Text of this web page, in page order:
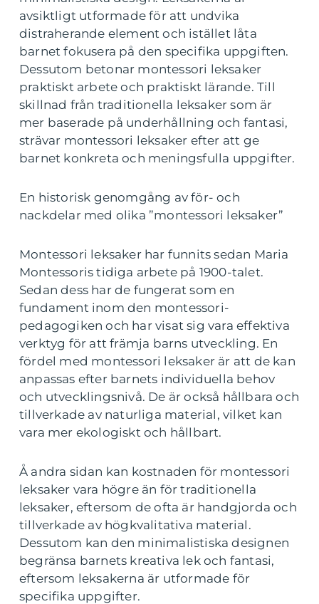
avsiktligt utformade för att undvika
distraherande element och istället låta
barnet fokusera på den specifika uppgiften.
Dessutom betonar montessori leksaker
praktiskt arbete och praktiskt lärande. Till
skillnad från traditionella leksaker som är
mer baserade på underhållning och fantasi,
strävar montessori leksaker efter att ge
barnet konkreta och meningsfulla uppgifter.
En historisk genomgång av för- och
nackdelar med olika ”montessori leksaker”
Montessori leksaker har funnits sedan Maria
Montessoris tidiga arbete på 1900-talet.
Sedan dess har de fungerat som en
fundament inom den montessori-
pedagogiken och har visat sig vara effektiva
verktyg för att främja barns utveckling. En
fördel med montessori leksaker är att de kan
anpassas efter barnets individuella behov
och utvecklingsnivå. De är också hållbara och
tillverkade av naturliga material, vilket kan
vara mer ekologiskt och hållbart.
Å andra sidan kan kostnaden för montessori
leksaker vara högre än för traditionella
leksaker, eftersom de ofta är handgjorda och
tillverkade av högkvalitativa material.
Dessutom kan den minimalistiska designen
begränsa barnets kreativa lek och fantasi,
eftersom leksakerna är utformade för
specifika uppgifter.